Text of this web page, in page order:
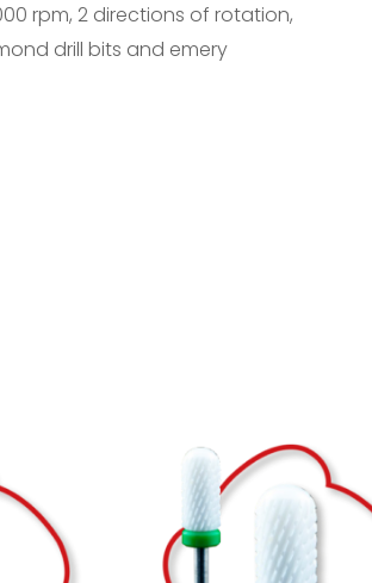
rpm, 2 directions of rotation,
drill bits and emery